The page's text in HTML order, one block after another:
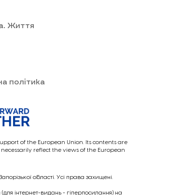
«Укренерго» Володимир Кудрицький.
Життя
політика
of the European Union. Its contents are
reflect the views of the European
області. Усі права захищені.
інтернет-видань - гіперпосилання) на